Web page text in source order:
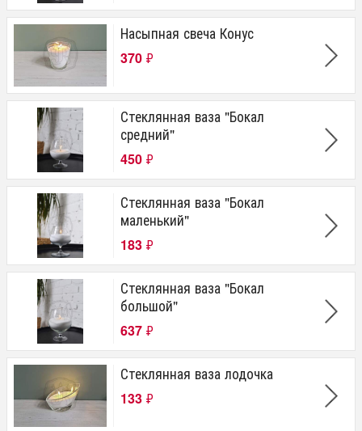
Насыпная свеча Конус
370 ₽
Стеклянная ваза "Бокал
средний"
450 ₽
Стеклянная ваза "Бокал
маленький"
183 ₽
Стеклянная ваза "Бокал
большой"
637 ₽
Стеклянная ваза лодочка
133 ₽